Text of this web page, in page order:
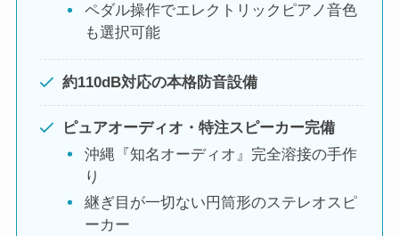
ペダル操作でエレクトリックピアノ音色
も選択可能
約110dB対応の本格防音設備
ピュアオーディオ・特注スピーカー完備
沖縄『知名オーディオ』完全溶接の手作
り
継ぎ目が一切ない円筒形のステレオスピ
ーカー